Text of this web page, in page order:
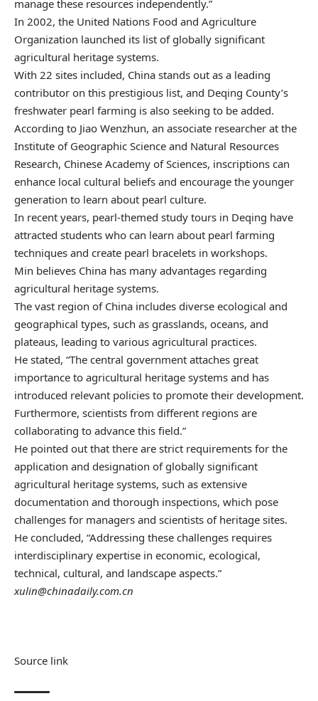
manage these resources independently.”
In 2002, the United Nations Food and Agriculture
Organization launched its list of globally significant
agricultural heritage systems.
With 22 sites included, China stands out as a leading
contributor on this prestigious list, and Deqing County’s
freshwater pearl farming is also seeking to be added.
According to Jiao Wenzhun, an associate researcher at the
Institute of Geographic Science and Natural Resources
Research, Chinese Academy of Sciences, inscriptions can
enhance local cultural beliefs and encourage the younger
generation to learn about pearl culture.
In recent years, pearl-themed study tours in Deqing have
attracted students who can learn about pearl farming
techniques and create pearl bracelets in workshops.
Min believes China has many advantages regarding
agricultural heritage systems.
The vast region of China includes diverse ecological and
geographical types, such as grasslands, oceans, and
plateaus, leading to various agricultural practices.
He stated, “The central government attaches great
importance to agricultural heritage systems and has
introduced relevant policies to promote their development.
Furthermore, scientists from different regions are
collaborating to advance this field.”
He pointed out that there are strict requirements for the
application and designation of globally significant
agricultural heritage systems, such as extensive
documentation and thorough inspections, which pose
challenges for managers and scientists of heritage sites.
He concluded, “Addressing these challenges requires
interdisciplinary expertise in economic, ecological,
technical, cultural, and landscape aspects.”
xulin@chinadaily.com.cn
Source link